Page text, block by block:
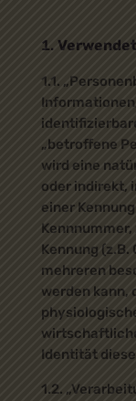
1.1.
„betroffene
wird eine
oder indirekt,
einer
Kennung (z.B.
mehreren
werden kann,
Identität
1.2.